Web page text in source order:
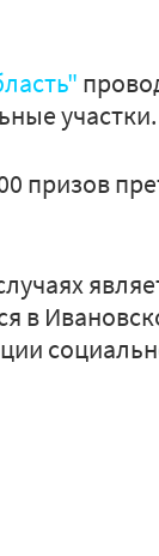
участки.
призов
в